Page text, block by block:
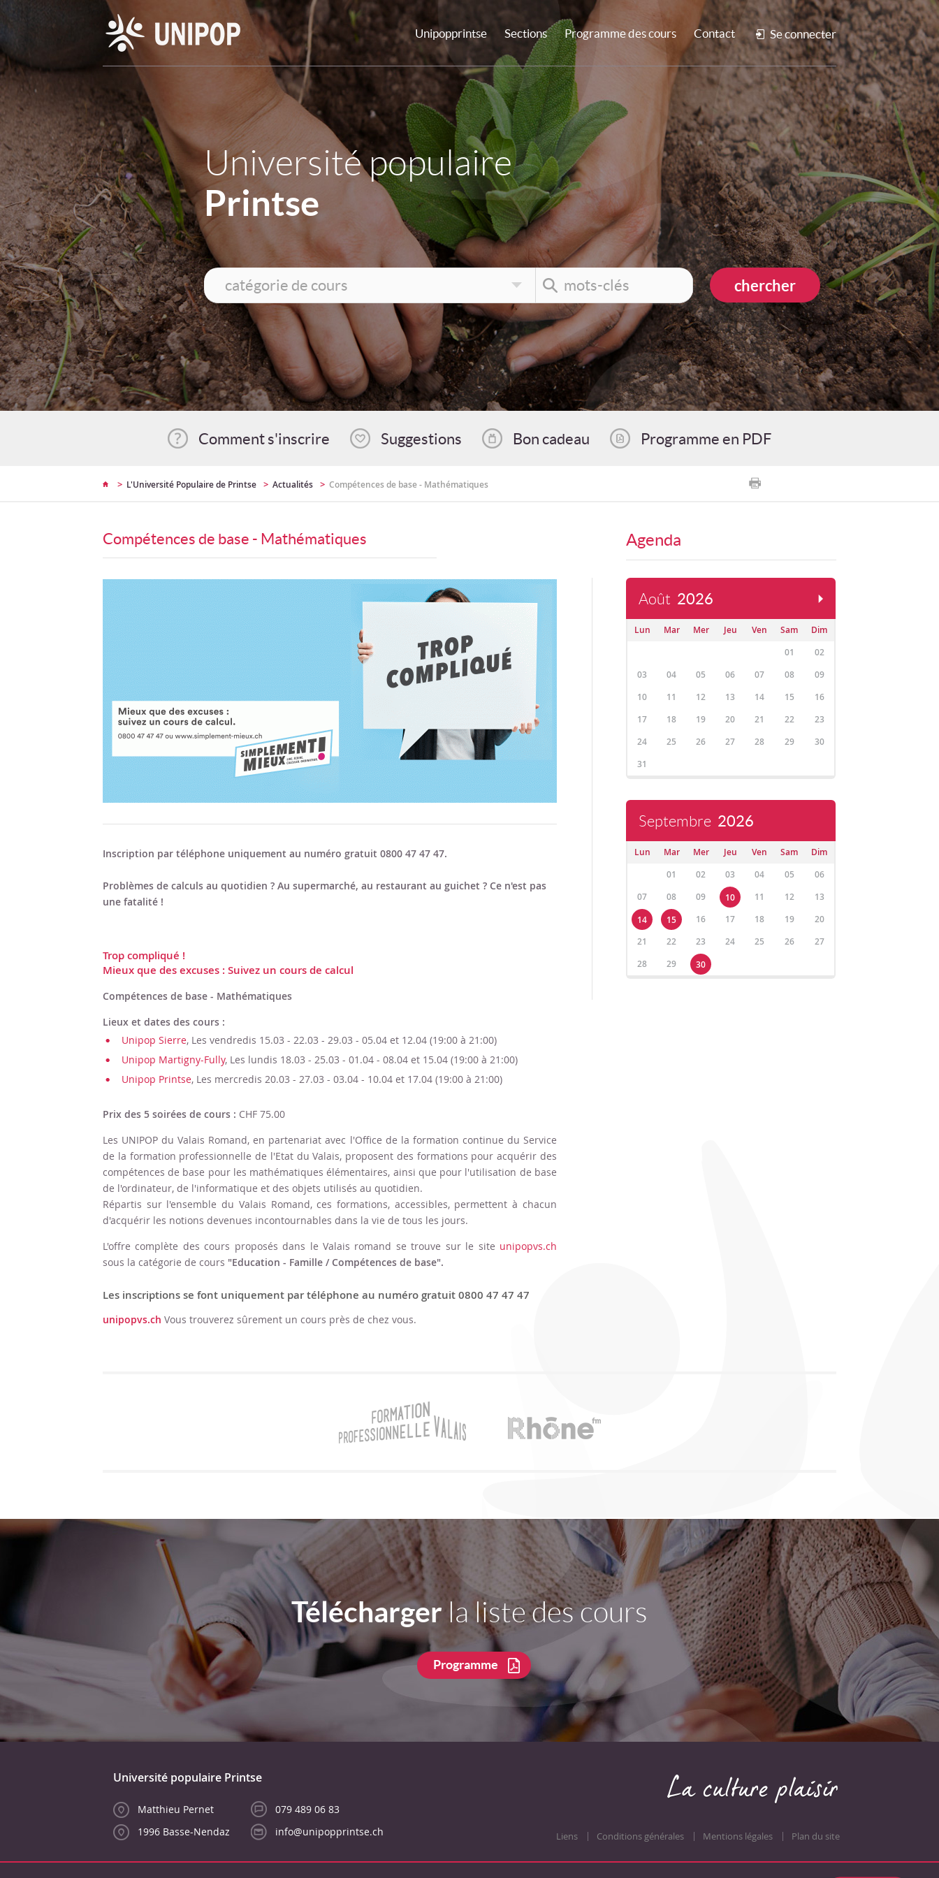
Unipopprintse Sections Programme des cours Contact Se connecter
Université populaire
Printse
Comment s'inscrire Suggestions Bon cadeau Programme en PDF
> L'Université Populaire de Printse > Actualités > Compétences de base - Mathématiques
Compétences de base - Mathématiques
Inscription par téléphone uniquement au numéro gratuit 0800 47 47 47.
Problèmes de calculs au quotidien ? Au supermarché, au restaurant au guichet ? Ce n'est pas
une fatalité !
Trop compliqué !
Mieux que des excuses : Suivez un cours de calcul
Compétences de base - Mathématiques
Lieux et dates des cours :
Unipop Sierre, Les vendredis 15.03 - 22.03 - 29.03 - 05.04 et 12.04 (19:00 à 21:00)
Unipop Martigny-Fully, Les lundis 18.03 - 25.03 - 01.04 - 08.04 et 15.04 (19:00 à 21:00)
Unipop Printse, Les mercredis 20.03 - 27.03 - 03.04 - 10.04 et 17.04 (19:00 à 21:00)
Prix des 5 soirées de cours : CHF 75.00
Les UNIPOP du Valais Romand, en partenariat avec l'Office de la formation continue du Service
de la formation professionnelle de l'Etat du Valais, proposent des formations pour acquérir des
compétences de base pour les mathématiques élémentaires, ainsi que pour l'utilisation de base
de l'ordinateur, de l'informatique et des objets utilisés au quotidien.
Répartis sur l'ensemble du Valais Romand, ces formations, accessibles, permettent à chacun
d'acquérir les notions devenues incontournables dans la vie de tous les jours.
L'offre complète des cours proposés dans le Valais romand se trouve sur le site unipopvs.ch
sous la catégorie de cours "Education - Famille / Compétences de base".
Les inscriptions se font uniquement par téléphone au numéro gratuit 0800 47 47 47
unipopvs.ch Vous trouverez sûrement un cours près de chez vous.
Agenda
Août 2026
Lun Mar Mer Jeu Ven Sam
Dim
01
02
03
04 05 06 07 08
09
10
11 12 13 14 15
16
17
18 19 20 21 22
23
24
25 26 27 28 29
30
31
Septembre 2026
Lun Mar Mer Jeu Ven Sam
Dim
01
02 03 04 05
06
07
08 09 10 11 12
13
14
15 16 17 18 19
20
21
22 23 24 25 26
27
28
29 30
Télécharger la liste des cours
Programme
Université populaire Printse
Matthieu Pernet
1996 Basse-Nendaz
079 489 06 83
info@unipopprintse.ch
Liens Conditions générales Mentions légales Plan du site